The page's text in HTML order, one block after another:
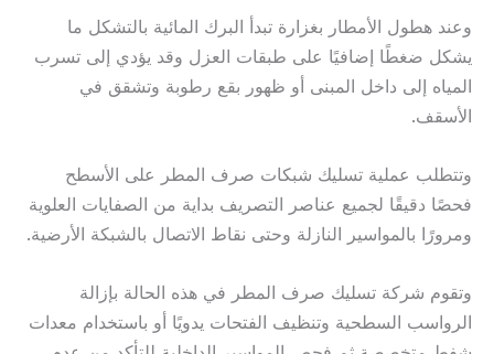
وعند هطول الأمطار بغزارة تبدأ البرك المائية بالتشكل ما
يشكل ضغطًا إضافيًا على طبقات العزل وقد يؤدي إلى تسرب
المياه إلى داخل المبنى أو ظهور بقع رطوبة وتشقق في
الأسقف.
وتتطلب عملية تسليك شبكات صرف المطر على الأسطح
فحصًا دقيقًا لجميع عناصر التصريف بداية من الصفايات العلوية
ومرورًا بالمواسير النازلة وحتى نقاط الاتصال بالشبكة الأرضية.
وتقوم شركة تسليك صرف المطر في هذه الحالة بإزالة
الرواسب السطحية وتنظيف الفتحات يدويًا أو باستخدام معدات